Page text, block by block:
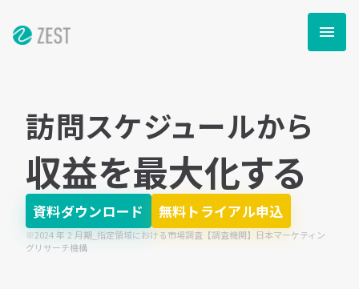
menu
訪問スケジュールから
収益を最大化する
資料ダウンロード 無料トライアル申込
※2024 年 2 月期_指定領域における市場調査【調査機関】日本マーケティン
グリサーチ機構